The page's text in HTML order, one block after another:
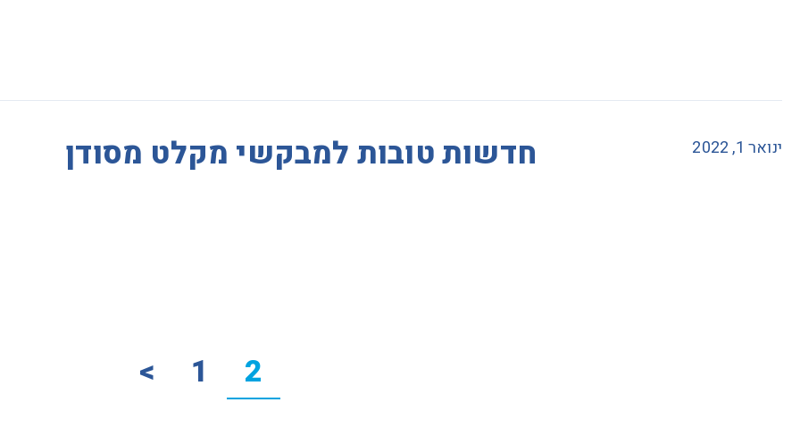
ינואר 1, 2022 חדשות טובות למבקשי מקלט מסודן
> 1 2